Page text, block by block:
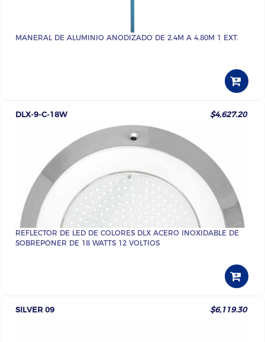
MANERAL DE ALUMINIO ANODIZADO DE 2.4M A 4.80M 1 EXT.
DLX-9-C-18W $4,627.20
REFLECTOR DE LED DE COLORES DLX ACERO INOXIDABLE DE
SOBREPONER DE 18 WATTS 12 VOLTIOS
SILVER 09 $6,119.30